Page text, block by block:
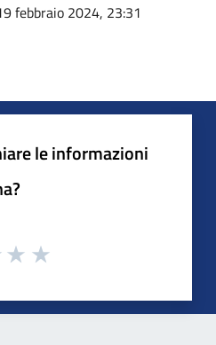
febbraio 2024, 23:31
le informazioni